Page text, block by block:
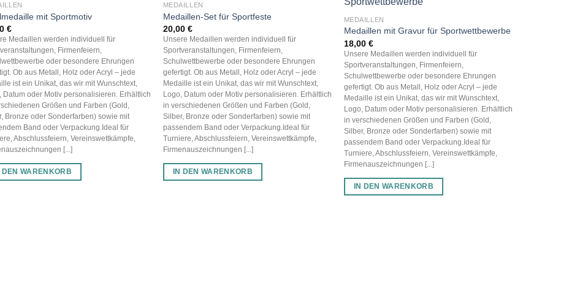
mit Sportmotiv
€
Medaillen werden individuell für
Firmenfeiern,
oder besondere Ehrungen
Ob aus Metall, Holz oder Acryl – jede
ist ein Unikat, das wir mit Wunschtext,
Datum oder Motiv personalisieren. Erhältlich
Größen und Farben (Gold,
Bronze oder Sonderfarben) sowie mit
Band oder Verpackung.Ideal für
Abschlussfeiern, Vereinswettkämpfe,
[...]
DEN WARENKORB
MEDAILLEN
Medaillen-Set für Sportfeste
20,00 €
Unsere Medaillen werden individuell für
Sportveranstaltungen, Firmenfeiern,
Schulwettbewerbe oder besondere Ehrungen
gefertigt. Ob aus Metall, Holz oder Acryl – jede
Medaille ist ein Unikat, das wir mit Wunschtext,
Logo, Datum oder Motiv personalisieren. Erhältlich
in verschiedenen Größen und Farben (Gold,
Silber, Bronze oder Sonderfarben) sowie mit
passendem Band oder Verpackung.Ideal für
Turniere, Abschlussfeiern, Vereinswettkämpfe,
Firmenauszeichnungen [...]
IN DEN WARENKORB
MEDAILLEN
Medaillen mit Gravur für Sportwettbewerbe
18,00 €
Unsere Medaillen werden individuell für
Sportveranstaltungen, Firmenfeiern,
Schulwettbewerbe oder besondere Ehrungen
gefertigt. Ob aus Metall, Holz oder Acryl – jede
Medaille ist ein Unikat, das wir mit Wunschtext,
Logo, Datum oder Motiv personalisieren. Erhältlich
in verschiedenen Größen und Farben (Gold,
Silber, Bronze oder Sonderfarben) sowie mit
passendem Band oder Verpackung.Ideal für
Turniere, Abschlussfeiern, Vereinswettkämpfe,
Firmenauszeichnungen [...]
IN DEN WARENKORB